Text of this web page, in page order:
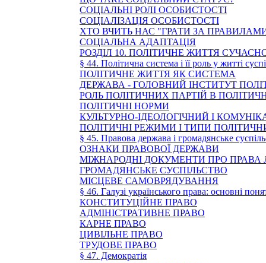
СОЦІАЛЬНІ РОЛІ ОСОБИСТОСТІ
СОЦІАЛІЗАЦІЯ ОСОБИСТОСТІ
ХТО ВЧИТЬ НАС "ГРАТИ ЗА
СОЦІАЛЬНА АДАПТАЦІЯ
РОЗДІЛ 10. ПОЛІТИЧНЕ ЖИТТЯ
§ 44. Політична система і її роль у житті
ПОЛІТИЧНЕ ЖИТТЯ ЯК СИСТЕМА
ДЕРЖАВА - ГОЛОВНИЙ ІНСТИТУТ
РОЛЬ ПОЛІТИЧНИХ ПАРТІЙ В
ПОЛІТИЧНІ НОРМИ
КУЛЬТУРНО-ІДЕОЛОГІЧНИЙ І
ПОЛІТИЧНІ РЕЖИМИ І ТИПИ
§ 45. Правова держава і громадянське
ОЗНАКИ ПРАВОВОЇ ДЕРЖАВИ
МІЖНАРОДНІ ДОКУМЕНТИ ПРО
ГРОМАДЯНСЬКЕ СУСПІЛЬСТВО
МІСЦЕВЕ САМОВРЯДУВАННЯ
§ 46. Галузі українського права: основні
КОНСТИТУЦІЙНЕ ПРАВО
АДМІНІСТРАТИВНЕ ПРАВО
КАРНЕ ПРАВО
ЦИВІЛЬНЕ ПРАВО
ТРУДОВЕ ПРАВО
§ 47. Демократія